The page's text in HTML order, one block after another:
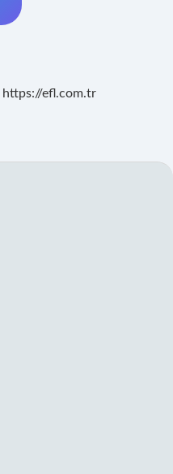
https://efl.com.tr